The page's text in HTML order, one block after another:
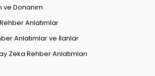
ve Donanım
Anlatımlar
Anlatımlar ve İlanlar
Zeka Rehber Anlatımları